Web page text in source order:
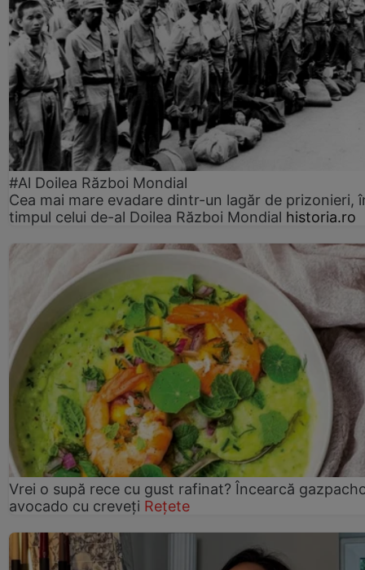
#Al Doilea Război Mondial
Cea mai mare evadare dintr-un lagăr de prizonieri,
timpul celui de-al Doilea Război Mondial historia.ro
Vrei o supă rece cu gust rafinat? Încearcă
avocado cu creveți Rețete